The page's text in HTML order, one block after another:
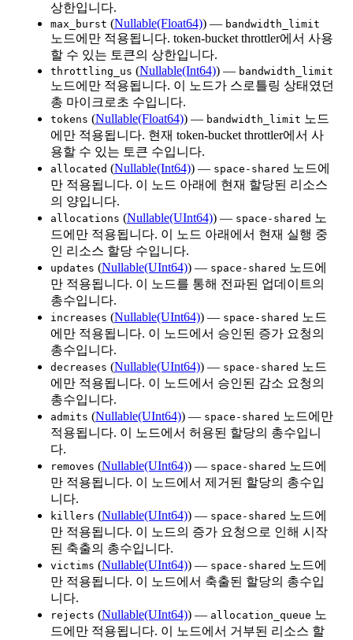
상한입니다.
max_burst (Nullable(Float64)) — bandwidth_limit
노드에만 적용됩니다. token-bucket throttler에서 사용
할 수 있는 토큰의 상한입니다.
throttling_us (Nullable(Int64)) — bandwidth_limit
노드에만 적용됩니다. 이 노드가 스로틀링 상태였던
총 마이크로초 수입니다.
tokens (Nullable(Float64)) — bandwidth_limit 노드
에만 적용됩니다. 현재 token-bucket throttler에서 사
용할 수 있는 토큰 수입니다.
allocated (Nullable(Int64)) — space-shared 노드에
만 적용됩니다. 이 노드 아래에 현재 할당된 리소스
의 양입니다.
allocations (Nullable(UInt64)) — space-shared 노
드에만 적용됩니다. 이 노드 아래에서 현재 실행 중
인 리소스 할당 수입니다.
updates (Nullable(UInt64)) — space-shared 노드에
만 적용됩니다. 이 노드를 통해 전파된 업데이트의
총수입니다.
increases (Nullable(UInt64)) — space-shared 노드
에만 적용됩니다. 이 노드에서 승인된 증가 요청의
총수입니다.
decreases (Nullable(UInt64)) — space-shared 노드
에만 적용됩니다. 이 노드에서 승인된 감소 요청의
총수입니다.
admits (Nullable(UInt64)) — space-shared 노드에만
적용됩니다. 이 노드에서 허용된 할당의 총수입니
다.
removes (Nullable(UInt64)) — space-shared 노드에
만 적용됩니다. 이 노드에서 제거된 할당의 총수입
니다.
killers (Nullable(UInt64)) — space-shared 노드에
만 적용됩니다. 이 노드의 증가 요청으로 인해 시작
된 축출의 총수입니다.
victims (Nullable(UInt64)) — space-shared 노드에
만 적용됩니다. 이 노드에서 축출된 할당의 총수입
니다.
rejects (Nullable(UInt64)) — allocation_queue 노
드에만 적용됩니다. 이 노드에서 거부된 리소스 할